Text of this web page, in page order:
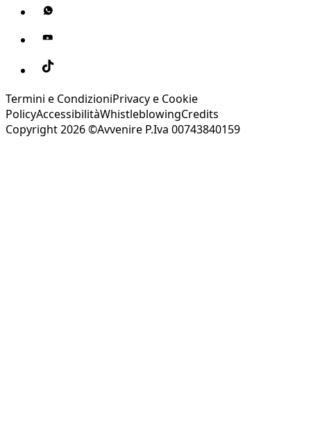
Termini e CondizioniPrivacy e Cookie
PolicyAccessibilitàWhistleblowingCredits
Copyright 2026 ©Avvenire P.Iva 00743840159